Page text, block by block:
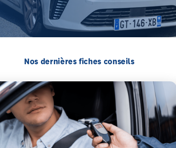
Nos dernières fiches conseils